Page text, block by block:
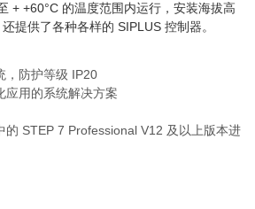
+ +60°C 的温度范围内运行，安装海拔高
提供了各种各样的 SIPLUS 控制器。
，防护等级 IP20
应用的系统解决方案
的 STEP 7 Professional V12 及以上版本进